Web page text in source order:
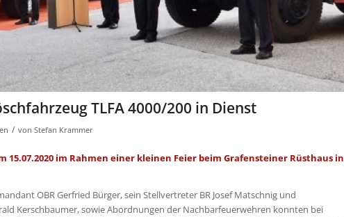
TLFA 4000/200 in Dienst
/ von Stefan Krammer
15.07.2020 im Rahmen einer kleinen Feier beim Grafensteiner Rüsthaus in
OBR Gerfried Bürger, sein Stellvertreter BR Josef Matschnig und
Kerschbaumer, sowie Abordnungen der Nachbarfeuerwehren konnten bei